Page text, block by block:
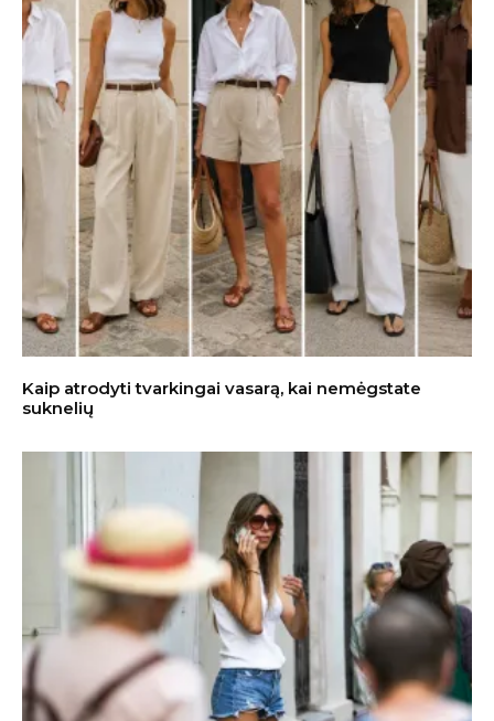
Kaip atrodyti tvarkingai vasarą, kai nemėgstate
suknelių